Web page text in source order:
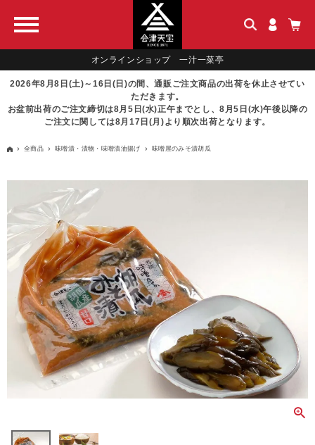
オンラインショップ 一汁一菜亭
2026年8月8日(土)～16日(日)の間、通販ご注文商品の出荷を休止させてい
ただきます。
お盆前出荷のご注文締切は8月5日(水)正午までとし、8月5日(水)午後以降の
ご注文に関しては8月17日(月)より順次出荷となります。
全商品 味噌漬・漬物・味噌漬油揚げ 味噌屋のみそ漬胡瓜